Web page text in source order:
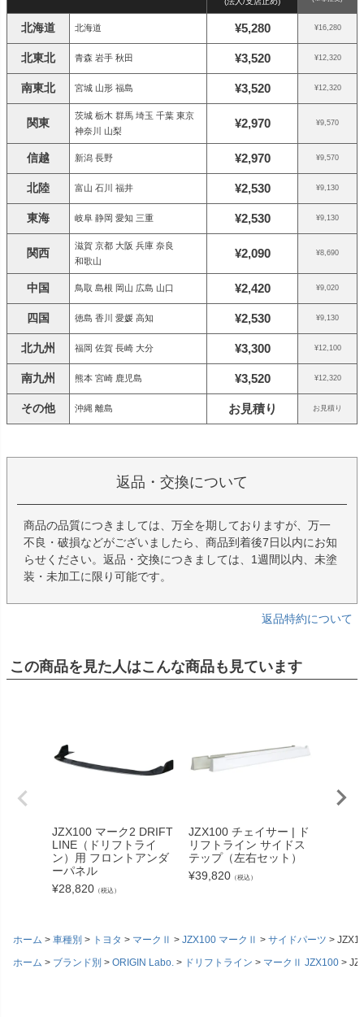
北海道 北海道 ¥5,280 ¥16,280
北東北 青森 岩手 秋田 ¥3,520 ¥12,320
南東北 宮城 山形 福島 ¥3,520 ¥12,320
関東
茨城 栃木 群馬 埼玉 千葉 東京
神奈川 山梨
¥2,970 ¥9,570
信越 新潟 長野 ¥2,970 ¥9,570
北陸 富山 石川 福井 ¥2,530 ¥9,130
東海 岐阜 静岡 愛知 三重 ¥2,530 ¥9,130
関西
滋賀 京都 大阪 兵庫 奈良
和歌山
¥2,090 ¥8,690
中国 鳥取 島根 岡山 広島 山口 ¥2,420 ¥9,020
四国 徳島 香川 愛媛 高知 ¥2,530 ¥9,130
北九州 福岡 佐賀 長崎 大分 ¥3,300 ¥12,100
南九州 熊本 宮崎 鹿児島 ¥3,520 ¥12,320
その他 沖縄 離島 お見積り お見積り
返品・交換について
商品の品質につきましては、万全を期しておりますが、万一
不良・破損などがございましたら、商品到着後7日以内にお知
らせください。返品・交換につきましては、1週間以内、未塗
装・未加工に限り可能です。
返品特約について
この商品を見た人はこんな商品も見ています
JZX100 マーク2 DRIFT
LINE（ドリフトライ
ン）用 フロントアンダ
ーパネル
¥28,820 （税込）
JZX100 チェイサー | ド
リフトライン サイドス
テップ（左右セット）
¥39,820 （税込）
ホーム 車種別 トヨタ マークⅡ JZX100 マークⅡ サイドパーツ
ホーム
ブランド別 ORIGIN Labo. ドリフトライン マークⅡ JZX100